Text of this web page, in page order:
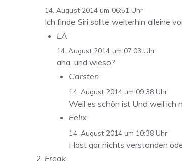
14. August 2014 um 06:51 Uhr
Ich finde Siri sollte weiterhin alleine
LA
14. August 2014 um 07:03 Uhr
aha, und wieso?
Carsten
14. August 2014 um 09:38 Uhr
Weil es schön ist Und weil ich
Felix
14. August 2014 um 10:38 Uhr
Hast gar nichts verstanden
Freak